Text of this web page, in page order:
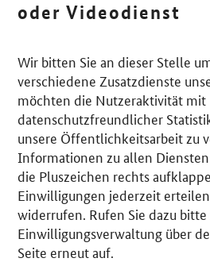
oder Videodienst
Wir bitten Sie an dieser Stelle
verschiedene Zusatzdienste
möchten die Nutzeraktivität
datenschutzfreundlicher
unsere Öffentlichkeitsarbeit zu
Informationen zu allen
die Pluszeichen rechts
Einwilligungen jederzeit
widerrufen. Rufen Sie dazu bitte
Einwilligungsverwaltung über
Seite erneut auf.